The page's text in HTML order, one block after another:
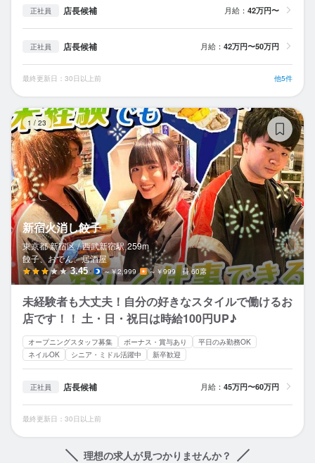
正社員 店長候補 月給： 42万円〜
正社員 店長候補 月給： 42万円〜50万円
最終更新日：30日以上前 他5件
1 / 23
新宿火消し餃子
東京都 新宿区 / 西武新宿駅 259m
餃子、おでん、居酒屋
3.45 ～￥2,999 ～￥999 60席
未経験者も大丈夫！自分の好きなスタイルで働けるお
店です！！ 土・日・祝日は時給100円UP♪
オープニングスタッフ募集 ボーナス・賞与あり
平日のみ勤務OK
ネイルOK
シニア・ミドル活躍中 新卒歓迎
正社員 店長候補 月給： 45万円〜60万円
最終更新日：30日以上前
理想の求人が見つかりませんか？